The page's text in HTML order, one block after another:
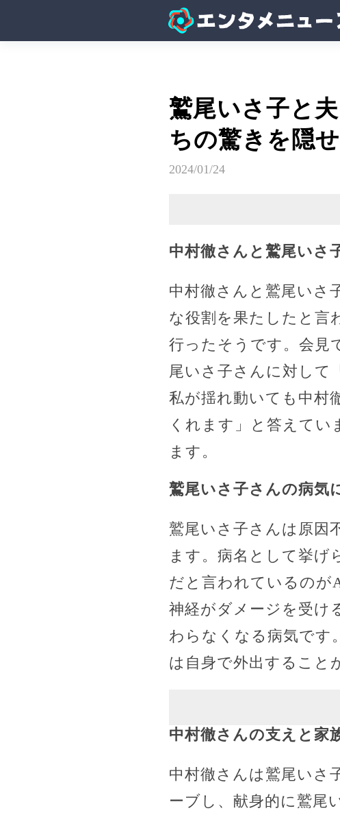
鷲尾いさ子と
ちの驚きを隠
2024/01/24
中村徹さんと鷲尾いさ
中村徹さんと鷲尾いさ
な役割を果たしたと言
行ったそうです。会見
尾いさ子さんに対して
私が揺れ動いても中村
くれます」と答えてい
ます。
鷲尾いさ子さんの病気
鷲尾いさ子さんは原因
ます。病名として挙げ
だと言われているのが
神経がダメージを受け
わらなくなる病気です
は自身で外出すること
中村徹さんの支えと家
中村徹さんは鷲尾いさ
ーブし、献身的に鷲尾